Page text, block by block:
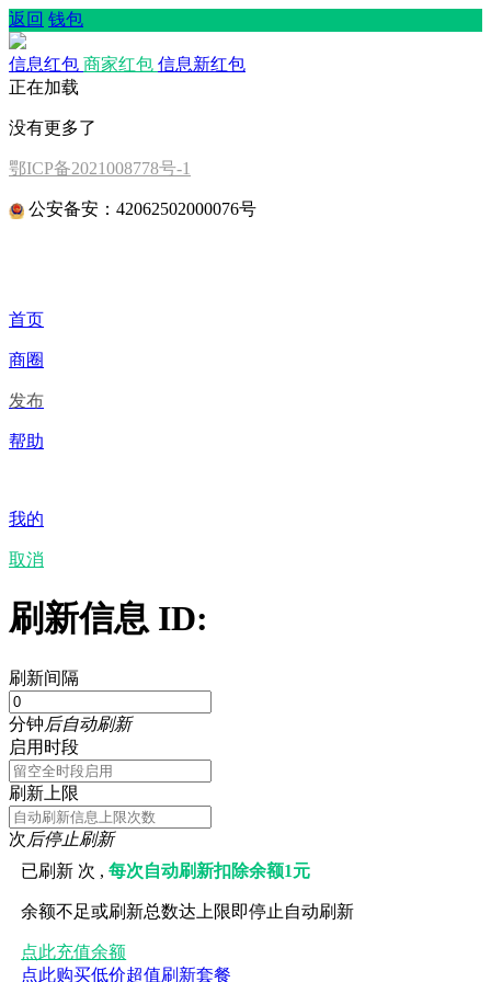
返回 钱包
信息红包 商家红包 信息新红包
正在加载
没有更多了
鄂ICP备2021008778号-1
公安备安：42062502000076号
首页
商圈
发布
帮助
我的
取消
刷新信息 ID:
刷新间隔
分钟后自动刷新
启用时段
刷新上限
次后停止刷新
已刷新 次 ,每次自动刷新扣除余额1元
余额不足或刷新总数达上限即停止自动刷新
点此充值余额
点此购买低价超值刷新套餐